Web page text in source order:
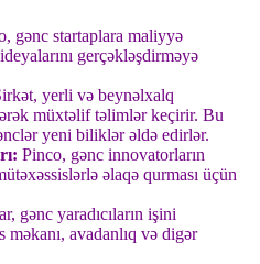
gənc startaplara maliyyə
gerçəkləşdirməyə
yerli və beynəlxalq
müxtəlif təlimlər keçirir. Bu
yeni biliklər əldə edirlər.
Pinco, gənc innovatorların
əlaqə qurması üçün
gənc yaradıcıların işini
məkanı, avadanlıq və digər